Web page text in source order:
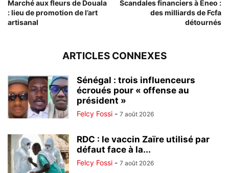
Marché aux fleurs de Douala
: lieu de promotion de l’art
artisanal
Scandales financiers à Eneo :
des milliards de Fcfa
détournés
ARTICLES CONNEXES
Sénégal : trois influenceurs
écroués pour « offense au
président »
Felcy Fossi - 7 août 2026
RDC : le vaccin Zaïre utilisé par
défaut face à la...
Felcy Fossi - 7 août 2026